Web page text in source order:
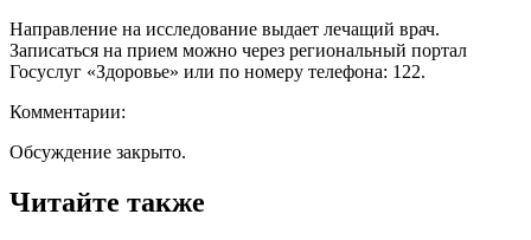
Направление на исследование выдает лечащий врач.
Записаться на прием можно через региональный портал
Госуслуг «Здоровье» или по номеру телефона: 122.
Комментарии:
Обсуждение закрыто.
Читайте также